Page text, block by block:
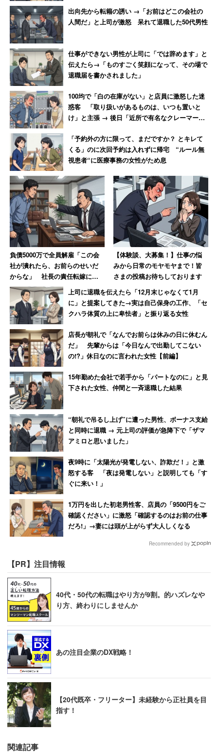
出向先から転籍の誘い →「お前はどこの会社の
人間だ」と上司が激怒 呆れて退職した50代男性
仕事ができない男性が上司に「では辞めます」と
伝えたら→「ものすごく笑顔になって、その場で
退職届を書かされました」
100均で「白の在庫がない」と店員に激怒した迷
惑客 「取り扱いがあるものは、いつも置いと
け」と主張 → 後日「近所で有名なクレーマー」
「予約外の方に限って、まだですか？ とキレて
くる」のに次回予約は入れずに帰宅 “ルール無
視患者“に医療事務の女性がため息
負債5000万で全員解雇「この会
社が潰れたら、お前らのせいだ
からな」 社長の責任転嫁に絶
句【前編】
【体験談、大募集！】仕事の悩
みから日常のモヤモヤまで！皆
さまの投稿お待ちしております
上司に退職を伝えたら「12月末じゃなくて1月
に」と提案してきた→実は自己保身の工作、「セ
クハラ体質の上に卑怯者」と振り返る女性
店長が朝礼で「なんでお前らは休みの日に休むん
だ」 先輩からは「今日なんで出勤してこない
の!?」休日なのに言われた女性【前編】
15年勤めた会社で若手から「パートなのに」と見
下された女性、仲間と一斉退職した結果
“朝礼で吊るし上げ”に遭った男性、ボーナス支給
と同時に退職 → 元上司の評価が急降下で「ザマ
アミロと思いました」
夜9時に「太陽光が発電しない、詐欺だ！」と激
怒する客 「夜は発電しない」と説明しても「す
ぐに来い！」
1万円を出した初老男性客、店員の「9500円をご
確認ください」に激怒「確認するのはお前の仕事
だろ!」→妻には頭が上がらず大人しくなる
Recommended by
【PR】注目情報
40代・50代の転職はやり方が9割。的ハズレなや
り方、終わりにしませんか
あの注目企業のDX戦略！
【20代既卒・フリーター】未経験から正社員を目
指す！
関連記事